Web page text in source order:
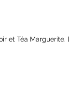
et Téa